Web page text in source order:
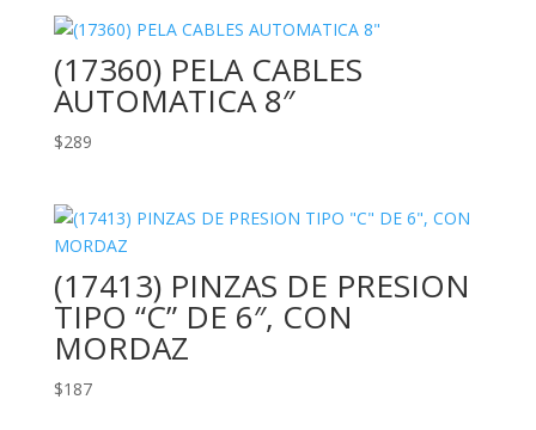
(17360) PELA CABLES
AUTOMATICA 8″
$289
(17413) PINZAS DE PRESION
TIPO “C” DE 6″, CON
MORDAZ
$187